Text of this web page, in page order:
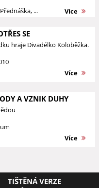
... Více
SE
hraje Divadélko Koloběžka.
Více
A VZNIK DUHY
Více
TIŠTĚNÁ VERZE